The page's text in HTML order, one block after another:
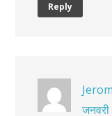
Reply